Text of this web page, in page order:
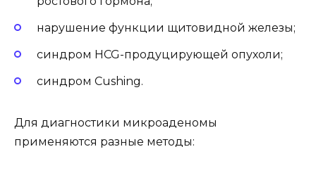
нарушение функции щитовидной железы;
синдром HCG-продуцирующей опухоли;
синдром Cushing.
Для диагностики микроаденомы
применяются разные методы: